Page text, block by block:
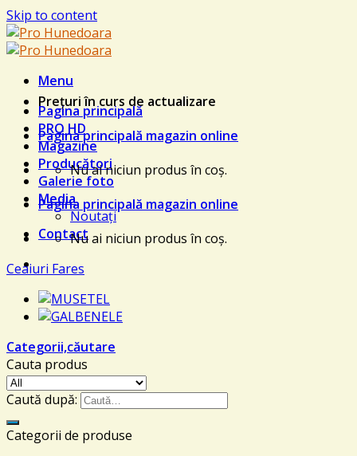
Skip to content
Menu
Pagina principală
PRO HD
Magazine
Producători
Galerie foto
Media
Noutați
Contact
Prețuri în curs de actualizare
Pagina principală magazin online
Nu ai niciun produs în coș.
Pagina principală magazin online
Nu ai niciun produs în coș.
Ceaiuri Fares
Categorii,căutare
Cauta produs
Caută după:
Categorii de produse